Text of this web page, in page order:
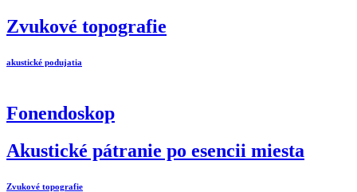
Zvukové topografie
akustické podujatia
Fonendoskop
Akustické pátranie po esencii miesta
Zvukové topografie